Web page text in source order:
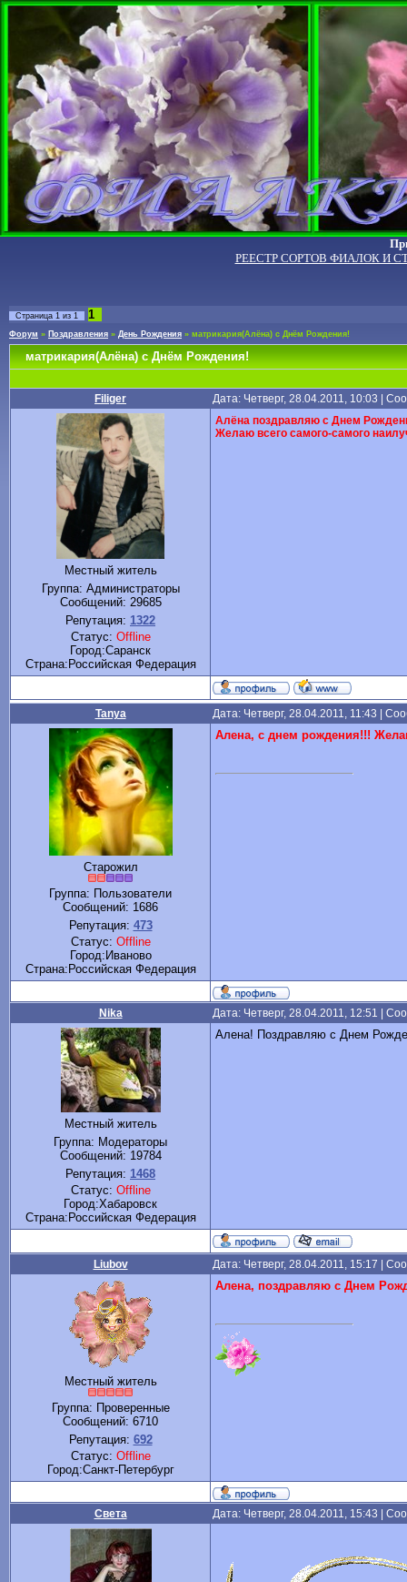
РЕЕСТР СОРТОВ ФИАЛОК И
Страница 1 из 1 1
Форум » Поздравления » День Рождения » матрикария(Алёна) с Днём Рождения!
матрикария(Алёна) с Днём Рождения!
Filiger Дата: Четверг, 28.04.2011, 10:03 |
Местный житель
Группа: Администраторы
Сообщений: 29685
Репутация: 1322
Статус: Offline
Город:Саранск
Cтрана:Российская Федерация
Алёна поздравляю с Днем
Желаю всего самого-самого
Tanya Дата: Четверг, 28.04.2011, 11:43 |
Старожил
Группа: Пользователи
Сообщений: 1686
Репутация: 473
Статус: Offline
Город:Иваново
Cтрана:Российская Федерация
Алена, с днем рождения!!!
Nika Дата: Четверг, 28.04.2011, 12:51 |
Местный житель
Группа: Модераторы
Сообщений: 19784
Репутация: 1468
Статус: Offline
Город:Хабаровск
Cтрана:Российская Федерация
Алена! Поздравляю с Днем
Liubov Дата: Четверг, 28.04.2011, 15:17 |
Местный житель
Группа: Проверенные
Сообщений: 6710
Репутация: 692
Статус: Offline
Город:Санкт-Петербург
Алена, поздравляю с Днем
Света Дата: Четверг, 28.04.2011, 15:43 |